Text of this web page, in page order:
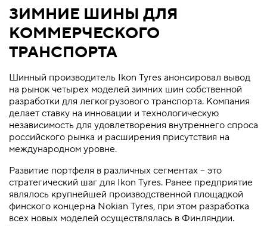
ПОКУПКА И АКЦИИ
ЗИМНИЕ ШИНЫ ДЛЯ
КОММЕРЧЕСКОГО
ТРАНСПОРТА
Шинный производитель Ikon Tyres анонсировал вывод
на рынок четырех моделей зимних шин собственной
разработки для легкогрузового транспорта. Компания
делает ставку на инновации и технологическую
независимость для удовлетворения внутреннего спроса
российского рынка и расширения присутствия на
международном уровне.
Развитие портфеля в различных сегментах – это
стратегический шаг для Ikon Tyres. Ранее предприятие
являлось крупнейшей производственной площадкой
финского концерна Nokian Tyres, при этом разработка
всех новых моделей осуществлялась в Финляндии.